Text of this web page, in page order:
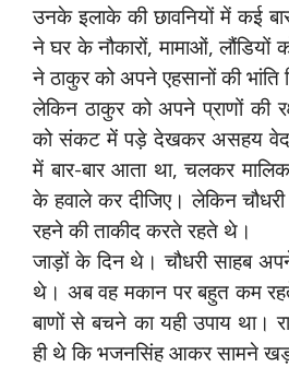
उनके इलाके की छावनियों में कई
ने घर के नौकारों, मामाओं, लौंडियों
ने ठाकुर को अपने एहसानों की भांति
लेकिन ठाकुर को अपने प्राणों की
को संकट में पड़े देखकर असहय
में बार-बार आता था, चलकर
के हवाले कर दीजिए। लेकिन चौधरी
रहने की ताकीद करते रहते थे।
जाड़ों के दिन थे। चौधरी साहब
थे। अब वह मकान पर बहुत कम
बाणों से बचने का यही उपाय था।
ही थे कि भजनसिंह आकर सामने